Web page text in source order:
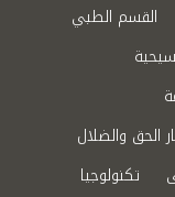
القسم الطبي
الحق والضلال
تكنولوجيا